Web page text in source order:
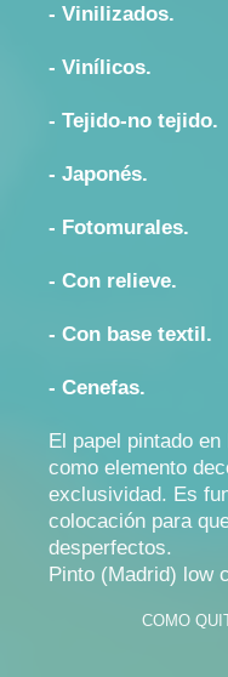
- Vinilizados.
- Vinílicos.
- Tejido-no tejido.
- Japonés.
- Fotomurales.
- Con relieve.
- Con base textil.
- Cenefas.
El papel pintado
como elemento
exclusividad. Es
colocación para
desperfectos.
Pinto (Madrid) low
COMO